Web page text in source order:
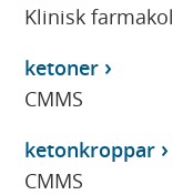
Klinisk
ketoner
CMMS
ketonkroppar
CMMS